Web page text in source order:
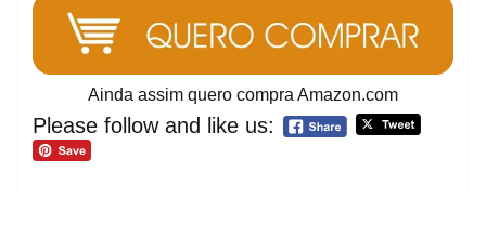
Ainda assim quero compra Amazon.com
Please follow and like us: